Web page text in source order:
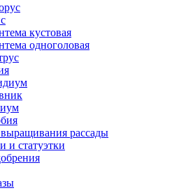
кустовая
одноголовая
рассады
и статуэтки